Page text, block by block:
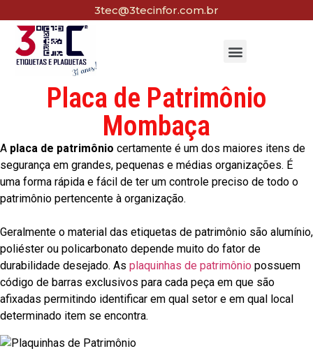
3tec@3tecinfor.com.br
Placa de Patrimônio
Mombaça
A placa de patrimônio certamente é um dos maiores itens de
segurança em grandes, pequenas e médias organizações. É
uma forma rápida e fácil de ter um controle preciso de todo o
patrimônio pertencente à organização.
Geralmente o material das etiquetas de patrimônio são alumínio,
poliéster ou policarbonato depende muito do fator de
durabilidade desejado. As plaquinhas de patrimônio possuem
código de barras exclusivos para cada peça em que são
afixadas permitindo identificar em qual setor e em qual local
determinado item se encontra.